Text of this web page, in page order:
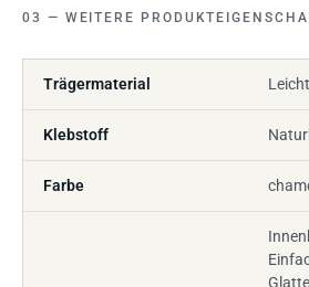
WEITERE
Trägermaterial
Klebstoff
Farbe